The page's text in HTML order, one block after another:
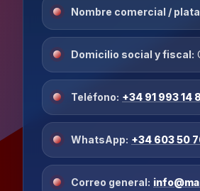
Nombre comercial /
Domicilio social y fiscal:
Teléfono: +34 91 993 14
WhatsApp: +34 603 50
Correo general: